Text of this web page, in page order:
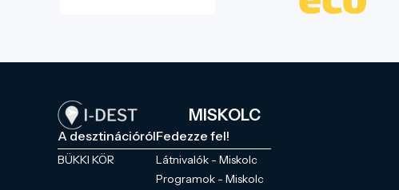
MISKOLC
A desztinációról
BÜKKI KÖR
Fedezze fel!
Látnivalók - Miskolc
Programok - Miskolc